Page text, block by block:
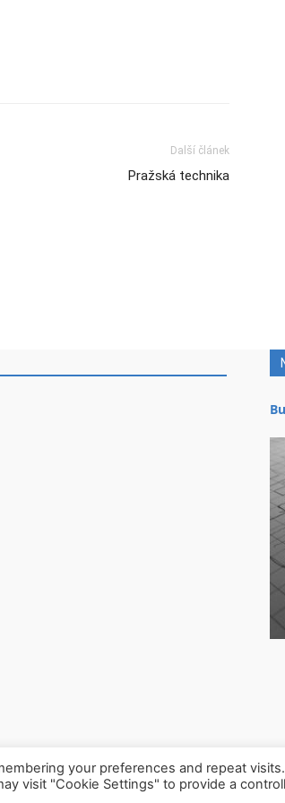
Další článek
Pražská technika
your preferences and repeat
visit "Cookie Settings" to provide a